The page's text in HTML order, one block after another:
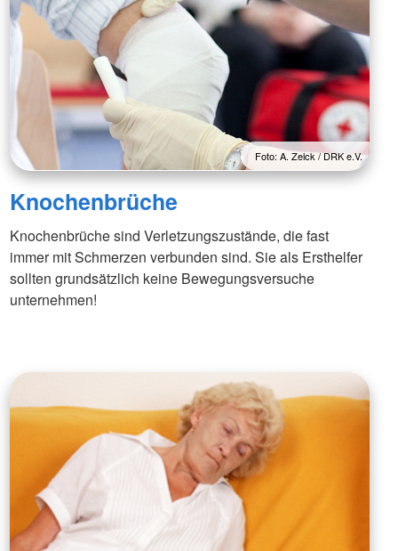
Foto: A. Zelck / DRK e.V.
Knochenbrüche
Knochenbrüche sind Verletzungszustände, die fast
immer mit Schmerzen verbunden sind. Sie als Ersthelfer
sollten grundsätzlich keine Bewegungsversuche
unternehmen!